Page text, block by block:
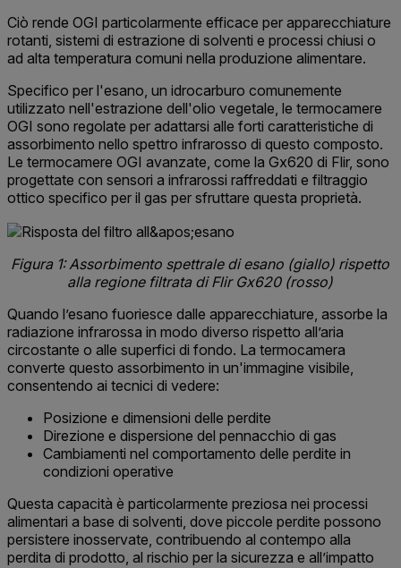
Ciò rende OGI particolarmente efficace per apparecchiature
rotanti, sistemi di estrazione di solventi e processi chiusi o
ad alta temperatura comuni nella produzione alimentare.
Specifico per l'esano, un idrocarburo comunemente
utilizzato nell'estrazione dell'olio vegetale, le termocamere
OGI sono regolate per adattarsi alle forti caratteristiche di
assorbimento nello spettro infrarosso di questo composto.
Le termocamere OGI avanzate, come la Gx620 di Flir, sono
progettate con sensori a infrarossi raffreddati e filtraggio
ottico specifico per il gas per sfruttare questa proprietà.
Figura 1: Assorbimento spettrale di esano (giallo) rispetto
alla regione filtrata di Flir Gx620 (rosso)
Quando l’esano fuoriesce dalle apparecchiature, assorbe la
radiazione infrarossa in modo diverso rispetto all’aria
circostante o alle superfici di fondo. La termocamera
converte questo assorbimento in un'immagine visibile,
consentendo ai tecnici di vedere:
Posizione e dimensioni delle perdite
Direzione e dispersione del pennacchio di gas
Cambiamenti nel comportamento delle perdite in
condizioni operative
Questa capacità è particolarmente preziosa nei processi
alimentari a base di solventi, dove piccole perdite possono
persistere inosservate, contribuendo al contempo alla
perdita di prodotto, al rischio per la sicurezza e all’impatto